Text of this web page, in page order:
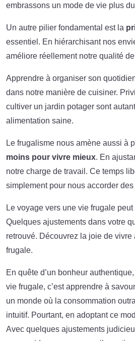
embrassons un mode de vie plus
Un autre pilier fondamental est la
essentiel. En hiérarchisant nos
améliore réellement notre qualité
Apprendre à organiser son
dans notre manière de cuisiner.
cultiver un jardin potager sont
alimentation saine.
Le frugalisme nous amène aussi à
moins pour vivre mieux. En
notre charge de travail. Ce temps
simplement pour nous accorder
Le voyage vers une vie frugale
Quelques ajustements dans votre
retrouvé. Découvrez la joie de
frugale.
En quête d’un bonheur
vie frugale, c’est apprendre à
un monde où la consommation
intuitif. Pourtant, en adoptant ce
Avec quelques ajustements